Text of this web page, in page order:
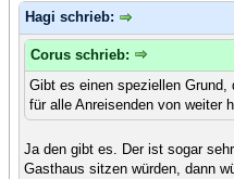
Hagi schrieb:
Corus schrieb:
Gibt es einen speziellen
für alle Anreisenden von weiter
Ja den gibt es. Der ist sogar
Gasthaus sitzen würden, dann